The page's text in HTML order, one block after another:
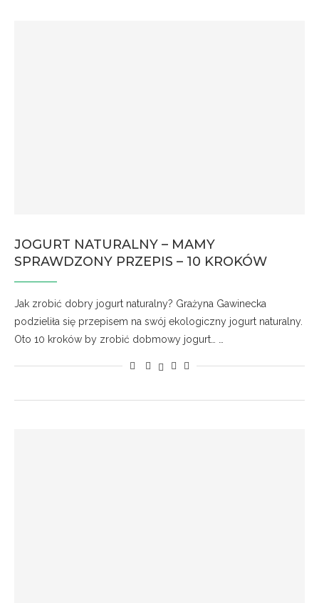
JOGURT NATURALNY – MAMY
SPRAWDZONY PRZEPIS – 10 KROKÓW
Jak zrobić dobry jogurt naturalny? Grażyna Gawinecka
podzieliła się przepisem na swój ekologiczny jogurt naturalny.
Oto 10 kroków by zrobić dobmowy jogurt… …